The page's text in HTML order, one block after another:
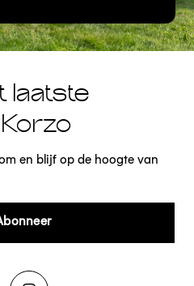
laatste
en blijf op de hoogte van